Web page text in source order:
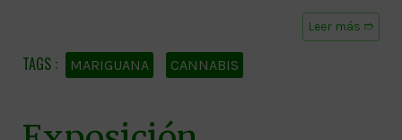
Leer más ➱
MARIGUANA CANNABIS